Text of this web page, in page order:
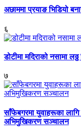
अछाममा प्रयाङ भिडियो
६
डोटीमा मदिराको नसामा
७
साँफेबगरमा युवाहरूका लागि
अभिमुखिकरण सञ्चालन